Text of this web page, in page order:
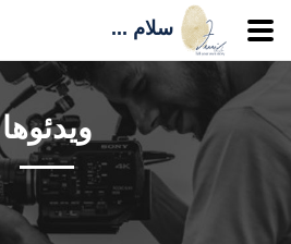
سلام ...
ویدئوها